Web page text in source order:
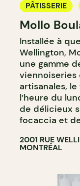
PÂTISSERIE
BOULANGERIE
Mollo
Installée à
Wellington,
une gamme
artisanales,
l’heure du
de délicieux
focaccia et
2001 RUE
MONTRÉAL